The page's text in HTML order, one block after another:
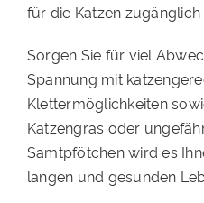
für die Katzen
Sorgen Sie für viel
Spannung mit
Klettermöglichkeiten
Katzengras oder
Samtpfötchen wird es
langen und gesunden